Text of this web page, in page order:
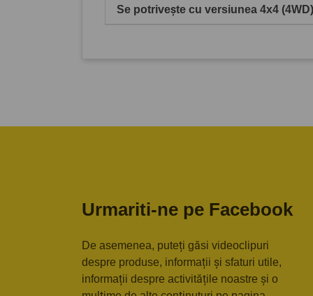
Se potrivește cu versiunea 4x4 (4WD)
Urmariti-ne pe Facebook
De asemenea, puteți găsi videoclipuri
despre produse, informații și sfaturi utile,
informații despre activitățile noastre și o